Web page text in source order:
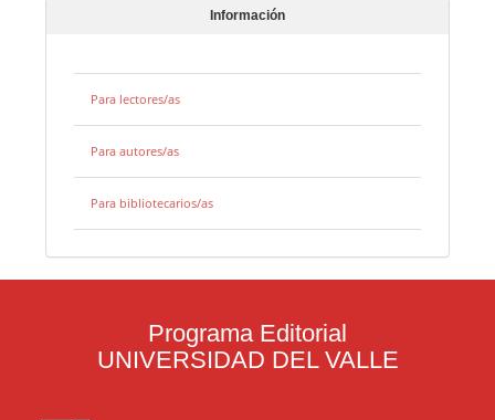
Información
Para lectores/as
Para autores/as
Para bibliotecarios/as
Programa Editorial
UNIVERSIDAD DEL VALLE